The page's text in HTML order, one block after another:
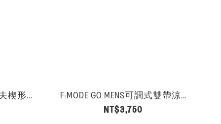
楔形...
F-MODE GO MENS可調式雙帶涼...
NT$3,750